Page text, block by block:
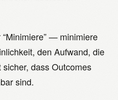
— minimiere
den Aufwand, die
dass Outcomes
sind.